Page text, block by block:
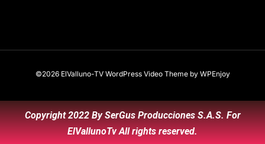
©2026 ElValluno-TV WordPress Video Themeby WPEnjoy
Copyright 2022 By SerGus Producciones S.A.S. For
ElVallunoTv All rights reserved.